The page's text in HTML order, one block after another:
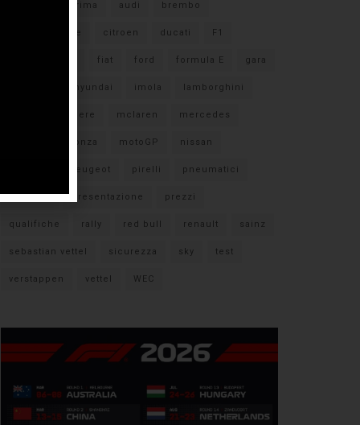
anteprima audi brembo
caratteristiche citroen ducati F1
fiat ford formula E gara
hyundai imola lamborghini
libere mclaren mercedes
monza motoGP nissan
peugeot pirelli pneumatici
porsche presentazione prezzi
qualifiche rally red bull renault sainz
sebastian vettel sicurezza sky test
verstappen vettel WEC